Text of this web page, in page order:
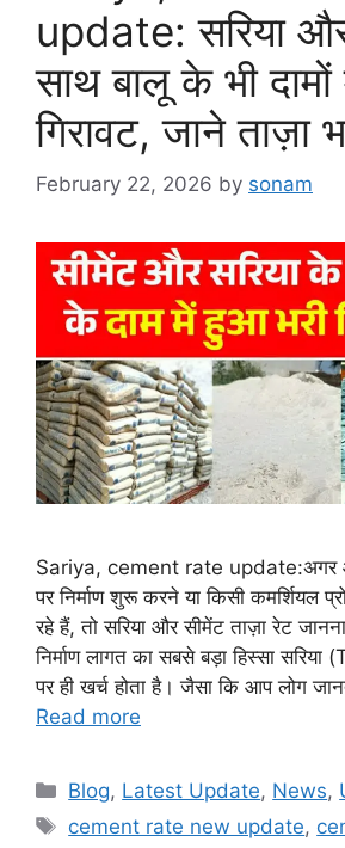
update: सरिया
साथ बालू के भी दामों
गिरावट, जाने ताज़ा
February 22, 2026 by sonam
Sariya, cement rate update:अगर
पर निर्माण शुरू करने या किसी कमर्शियल
रहे हैं, तो सरिया और सीमेंट ताज़ा रेट
निर्माण लागत का सबसे बड़ा हिस्सा
पर ही खर्च होता है। जैसा कि आप लोग
Read more
Categories
Blog, Latest Update, News,
Tags
cement rate new update,